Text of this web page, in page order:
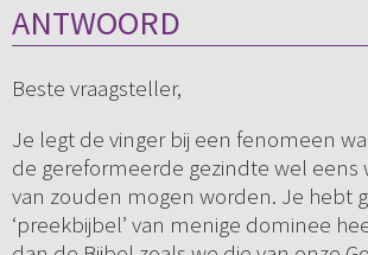
ANTWOORD
Beste vraagsteller,
Je legt de vinger bij een fenomeen
de gereformeerde gezindte wel eens
van zouden mogen worden. Je hebt
‘preekbijbel’ van menige dominee